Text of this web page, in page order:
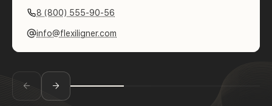
8 (800) 555-90-56
info@flexiligner.com